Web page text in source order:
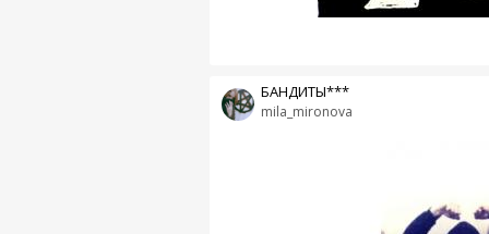
mila_mironova
БАНДИТЫ***